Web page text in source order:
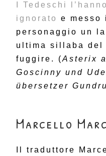
I Tedeschi
ignorato
e messo
personaggio un
ultima sillaba del
fuggire. (Asterix
Goscinny und
übersetzer
Marcello
Il traduttore